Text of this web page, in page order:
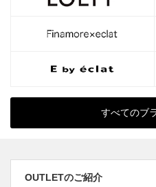
すべてのブ
OUTLETのご紹介